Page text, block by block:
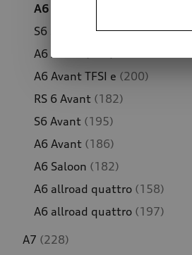
A6 Limousine TFSI e
S6 Saloon
(190)
A6 Avant
A6 Avant TFSI e (200)
RS 6 Avant (182)
S6 Avant (195)
A6 Avant (186)
A6 Saloon (182)
A6 allroad quattro (158)
A6 allroad quattro (197)
A7 (228)